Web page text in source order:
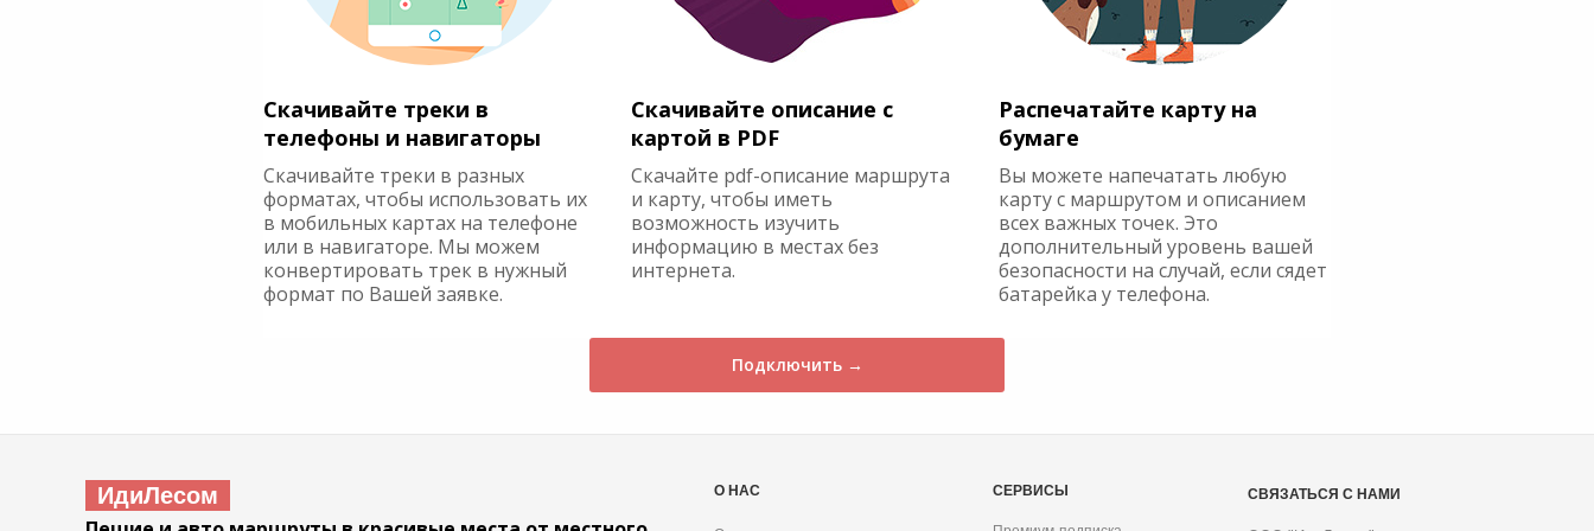
Скачивайте треки в
телефоны и навигаторы
Скачивайте треки в разных
форматах, чтобы использовать их
в мобильных картах на телефоне
или в навигаторе. Мы можем
конвертировать трек в нужный
формат по Вашей заявке.
Скачивайте описание с
картой в PDF
Скачайте pdf-описание маршрута
и карту, чтобы иметь
возможность изучить
информацию в местах без
интернета.
Распечатайте карту на
бумаге
Вы можете напечатать любую
карту с маршрутом и описанием
всех важных точек. Это
дополнительный уровень вашей
безопасности на случай, если сядет
батарейка у телефона.
Подключить →
ИдиЛесом
О НАС СЕРВИСЫ СВЯЗАТЬСЯ С НАМИ